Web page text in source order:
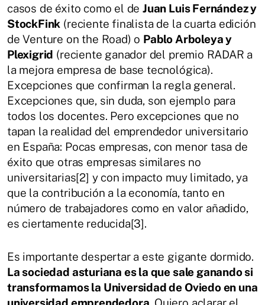
casos de éxito como el deJuan Luis Fernández y
StockFink (reciente finalista de la cuarta edición
de Venture on the Road) o Pablo Arboleya y
Plexigrid (reciente ganador del premio RADAR a
la mejora empresa de base tecnológica).
Excepciones que confirman la regla general.
Excepciones que, sin duda, son ejemplo para
todos los docentes. Pero excepciones que no
tapan la realidad del emprendedor universitario
en España: Pocas empresas, con menor tasa de
éxito que otras empresas similares no
universitarias[2] y con impacto muy limitado, ya
que la contribución a la economía, tanto en
número de trabajadores como en valor añadido,
es ciertamente reducida[3].
Es importante despertar a este gigante dormido.
La sociedad asturiana es la que sale ganando si
transformamos la Universidad de Oviedo en una